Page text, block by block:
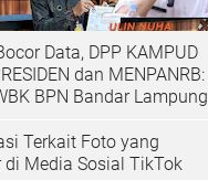
Data, DPP KAMPUD
dan MENPANRB:
BPN Bandar Lampung
Terkait Foto yang
di Media Sosial TikTok